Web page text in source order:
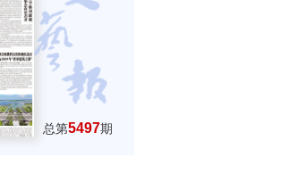
总第5497期